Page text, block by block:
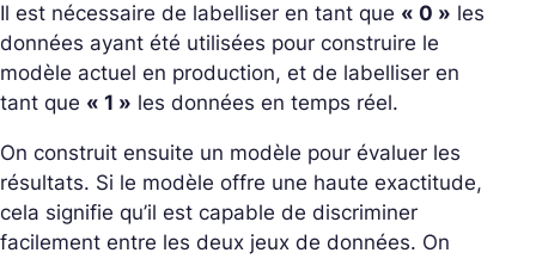
Il est nécessaire de labelliser en tant que « 0 » les
données ayant été utilisées pour construire le
modèle actuel en production, et de labelliser en
tant que « 1 » les données en temps réel.
On construit ensuite un modèle pour évaluer les
résultats. Si le modèle offre une haute exactitude,
cela signifie qu’il est capable de discriminer
facilement entre les deux jeux de données. On